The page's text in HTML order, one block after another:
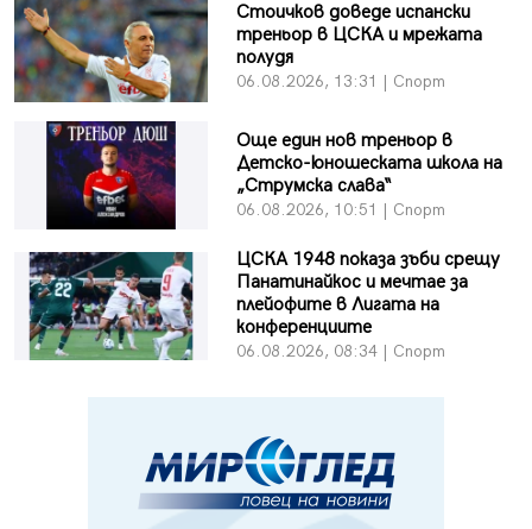
Стоичков доведе испански
треньор в ЦСКА и мрежата
полудя
06.08.2026, 13:31 | Спорт
Още един нов треньор в
Детско-юношеската школа на
„Струмска слава“
06.08.2026, 10:51 | Спорт
ЦСКА 1948 показа зъби срещу
Панатинайкос и мечтае за
плейофите в Лигата на
конференциите
06.08.2026, 08:34 | Спорт